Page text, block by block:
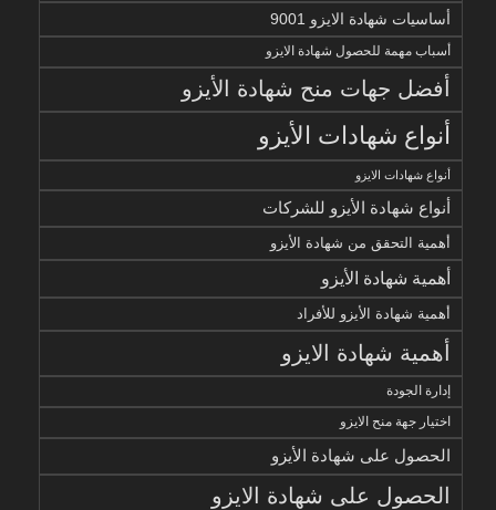
أساسيات شهادة الايزو 9001
أسباب مهمة للحصول شهادة الايزو
أفضل جهات منح شهادة الأيزو
أنواع شهادات الأيزو
أنواع شهادات الايزو
أنواع شهادة الأيزو للشركات
أهمية التحقق من شهادة الأيزو
أهمية شهادة الأيزو
أهمية شهادة الأيزو للأفراد
أهمية شهادة الايزو
إدارة الجودة
اختيار جهة منح الايزو
الحصول على شهادة الأيزو
الحصول على شهادة الايزو